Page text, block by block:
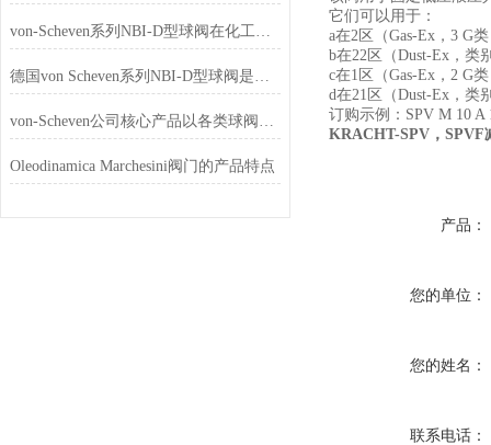
von-Scheven系列NBI-D型球阀在化工行业的应用
德国von Scheven系列NBI-D型球阀是一款具有高精度、高可靠性
von-Scheven公司核心产品以各类球阀为主
Oleodinamica Marchesini阀门的产品特点
它们可以用于：
a在2区（Gas-Ex，3 G
b在22区（Dust-Ex，类
c在1区（Gas-Ex，2 G
d在21区（Dust-Ex，类
订购示例：SPV M 10 A
KRACHT-SPV，SPVF
产品：
您的单位：
您的姓名：
联系电话：